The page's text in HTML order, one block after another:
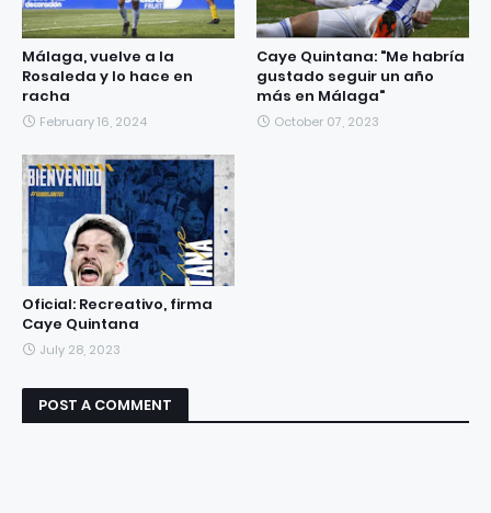
Málaga, vuelve a la
Rosaleda y lo hace en
racha
February 16, 2024
Caye Quintana: "Me habría
gustado seguir un año
más en Málaga"
October 07, 2023
Oficial: Recreativo, firma
Caye Quintana
July 28, 2023
POST A COMMENT